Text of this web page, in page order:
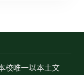
校唯一以本土文